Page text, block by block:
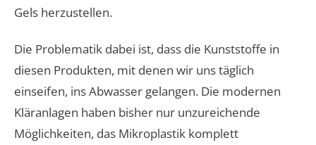
Gels herzustellen.
​Die Problematik dabei ist, dass die Kunststoffe in
diesen Produkten, mit denen wir uns täglich
einseifen, ins Abwasser gelangen. Die modernen
Kläranlagen haben bisher nur unzureichende
Möglichkeiten, das Mikroplastik komplett